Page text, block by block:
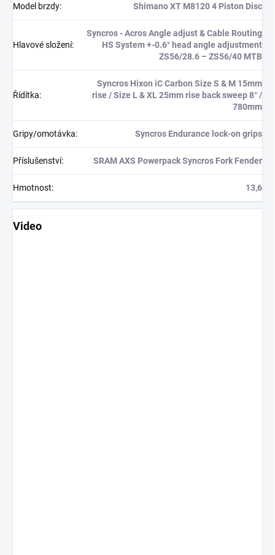
Model brzdy: Shimano XT M8120 4 Piston Disc
Hlavové složení:
Syncros - Acros Angle adjust & Cable Routing
HS System +-0.6° head angle adjustment
ZS56/28.6 – ZS56/40 MTB
Řídítka:
Syncros Hixon iC Carbon Size S & M 15mm
rise / Size L & XL 25mm rise back sweep 8° /
780mm
Gripy/omotávka: Syncros Endurance lock-on grips
Příslušenství: SRAM AXS Powerpack Syncros Fork Fender
Hmotnost: 13,6
Video